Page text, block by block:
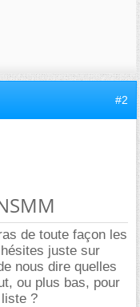
#2
de toute façon les
juste sur
nous dire quelles
ou plus bas, pour
liste ?